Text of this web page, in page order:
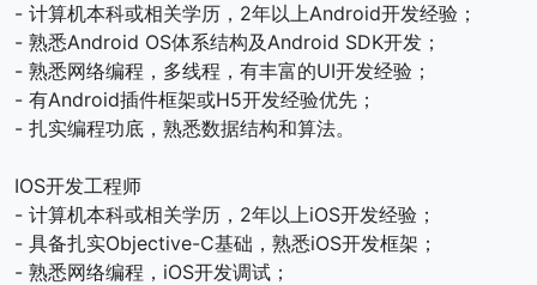
- 计算机本科或相关学历，2年以上Android开发经验；
- 熟悉Android OS体系结构及Android SDK开发；
- 熟悉网络编程，多线程，有丰富的UI开发经验；
- 有Android插件框架或H5开发经验优先；
- 扎实编程功底，熟悉数据结构和算法。
IOS开发工程师
- 计算机本科或相关学历，2年以上iOS开发经验；
- 具备扎实Objective-C基础，熟悉iOS开发框架；
- 熟悉网络编程，iOS开发调试；